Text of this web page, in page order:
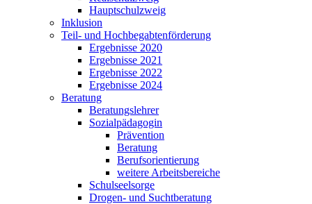
Hauptschulzweig
Inklusion
Teil- und Hochbe­gabten­förderung
Ergebnisse 2020
Ergebnisse 2021
Ergebnisse 2022
Ergebnisse 2024
Beratung
Beratungslehrer
Sozialpädagogin
Prävention
Beratung
Berufsorientierung
weitere Arbeitsbereiche
Schulseelsorge
Drogen- und Suchtberatung